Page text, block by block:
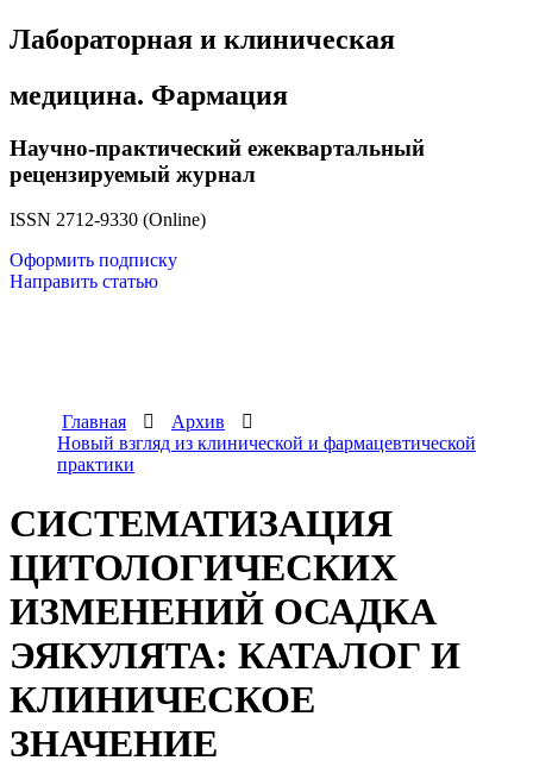
Лабораторная и клиническая
медицина. Фармация
Научно-практический ежеквартальный
рецензируемый журнал
ISSN 2712-9330 (Online)
Оформить подписку
Направить статью
Главная
Архив
Новый взгляд из клинической и фармацевтической
практики
СИСТЕМАТИЗАЦИЯ
ЦИТОЛОГИЧЕСКИХ
ИЗМЕНЕНИЙ ОСАДКА
ЭЯКУЛЯТА: КАТАЛОГ И
КЛИНИЧЕСКОЕ
ЗНАЧЕНИЕ